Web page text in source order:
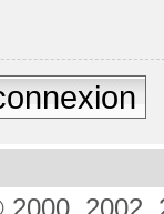
2000, 2002,